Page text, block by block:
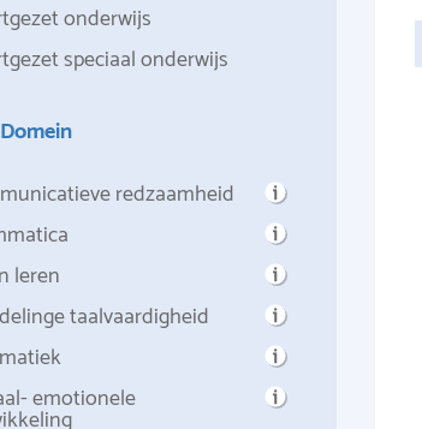
onderwijs
speciaal onderwijs
redzaamheid
leren
taalvaardigheid
emotionele